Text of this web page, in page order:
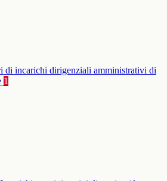
di incarichi dirigenziali amministrativi di
1